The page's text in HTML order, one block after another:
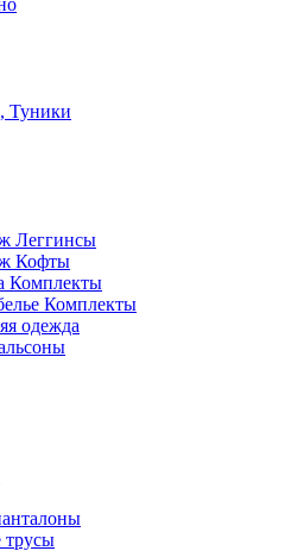
Туники
Леггинсы
Кофты
Комплекты
Комплекты
одежда